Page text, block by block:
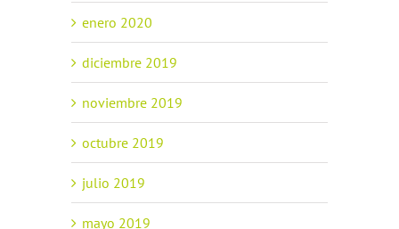
enero 2020
diciembre 2019
noviembre 2019
octubre 2019
julio 2019
mayo 2019